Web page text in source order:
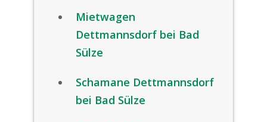
Mietwagen
Dettmannsdorf bei Bad
Sülze
Schamane Dettmannsdorf
bei Bad Sülze